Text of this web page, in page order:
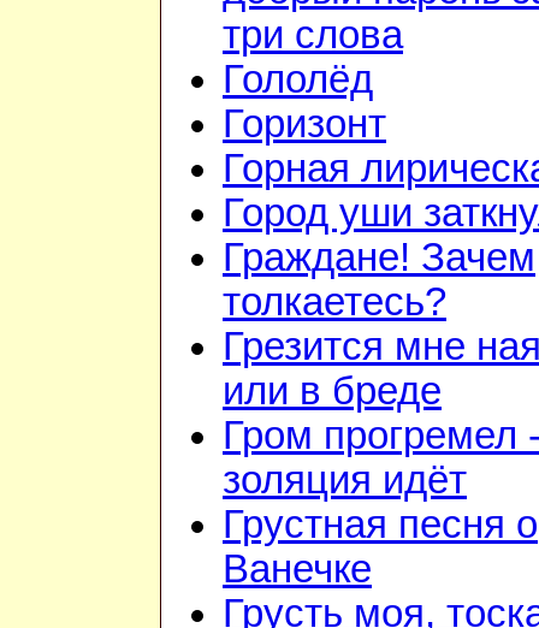
три слова
Гололёд
Горизонт
Горная
Город уши
Граждане! Зачем
толкаетесь?
Грезится мне
или в бреде
Гром прогремел
золяция идёт
Грустная песня о
Ванечке
Грусть моя,